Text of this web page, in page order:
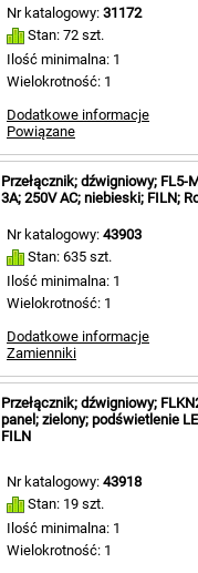
Nr katalogowy: 31172
Stan: 72 szt.
Ilość minimalna: 1
Wielokrotność: 1
Dodatkowe informacje
Powiązane
Przełącznik; dźwigniowy; FL5-
3A; 250V AC; niebieski; FILN;
Nr katalogowy: 43903
Stan: 635 szt.
Ilość minimalna: 1
Wielokrotność: 1
Dodatkowe informacje
Zamienniki
Przełącznik; dźwigniowy;
panel; zielony; podświetlenie
FILN
Nr katalogowy: 43918
Stan: 19 szt.
Ilość minimalna: 1
Wielokrotność: 1